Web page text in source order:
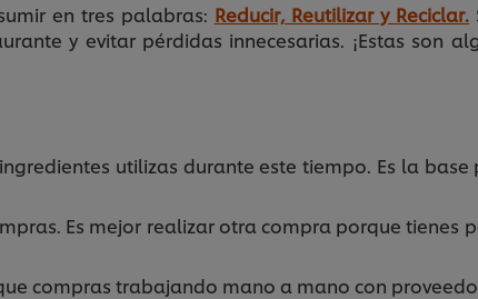
en tres palabras: Reducir, Reutilizar y Reciclar.
y evitar pérdidas innecesarias. ¡Estas son
utilizas durante este tiempo. Es la
Es mejor realizar otra compra porque tienes
compras trabajando mano a mano con